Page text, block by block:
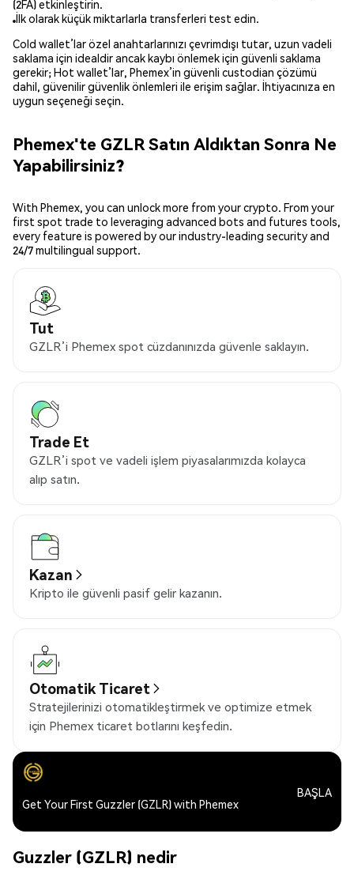
(2FA) etkinleştirin.
İlk olarak küçük miktarlarla transferleri test edin.
Cold wallet’lar özel anahtarlarınızı çevrimdışı tutar, uzun vadeli
saklama için idealdir ancak kaybı önlemek için güvenli saklama
gerekir; Hot wallet’lar, Phemex’in güvenli custodian çözümü
dahil, güvenilir güvenlik önlemleri ile erişim sağlar. İhtiyacınıza en
uygun seçeneği seçin.
Phemex'te GZLR Satın Aldıktan Sonra Ne
Yapabilirsiniz?
With Phemex, you can unlock more from your crypto. From your
first spot trade to leveraging advanced bots and futures tools,
every feature is powered by our industry-leading security and
24/7 multilingual support.
Tut
GZLR’i Phemex spot cüzdanınızda güvenle saklayın.
Trade Et
GZLR’i spot ve vadeli işlem piyasalarımızda kolayca
alıp satın.
Kazan
Kripto ile güvenli pasif gelir kazanın.
Otomatik Ticaret
Stratejilerinizi otomatikleştirmek ve optimize etmek
için Phemex ticaret botlarını keşfedin.
Get Your First Guzzler (GZLR) with Phemex
BAŞLA
Guzzler (GZLR) nedir